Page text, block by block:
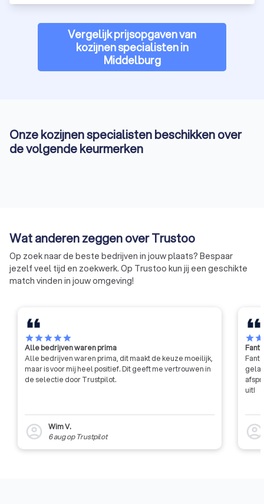
vergelijken en een passend kozijnenbedrijf.
Vergelijk prijsopgaven van
kozijnen specialisten in
Middelburg
Onze kozijnen specialisten beschikken over
de volgende keurmerken
Wat anderen zeggen over Trustoo
Op zoek naar de beste bedrijven in jouw plaats? Bespaar
jezelf veel tijd en zoekwerk. Op Trustoo kun jij een geschikte
match vinden in jouw omgeving!
starstarstarstarstar
Alle bedrijven waren prima
Alle bedrijven waren prima, dit maakt de keuze moeilijk,
maar is voor mij heel positief. Dit geeft me vertrouwen in
de selectie door Trustpilot.
account_circle
Wim V.
6 augop Trustpilot
starstar
uit!
account_circle